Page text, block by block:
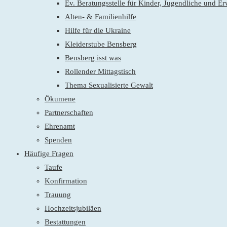
Ev. Beratungsstelle für Kinder, Jugendliche und
Alten- & Familienhilfe
Hilfe für die Ukraine
Kleiderstube Bensberg
Bensberg isst was
Rollender Mittagstisch
Thema Sexualisierte Gewalt
Ökumene
Partnerschaften
Ehrenamt
Spenden
Häufige Fragen
Taufe
Konfirmation
Trauung
Hochzeitsjubiläen
Bestattungen